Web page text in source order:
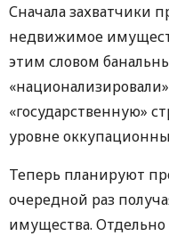
Сначала захватчики
недвижимое
этим словом
«государственную»
уровне
Теперь планируют
очередной раз
имущества. Отдельно